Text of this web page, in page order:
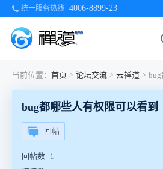
统一服务热线 4006-8899-23
当前位置： 首页 > 论坛交流 > 云禅道 > bug
bug都哪些人有权限可以看到
回帖
回帖数 1